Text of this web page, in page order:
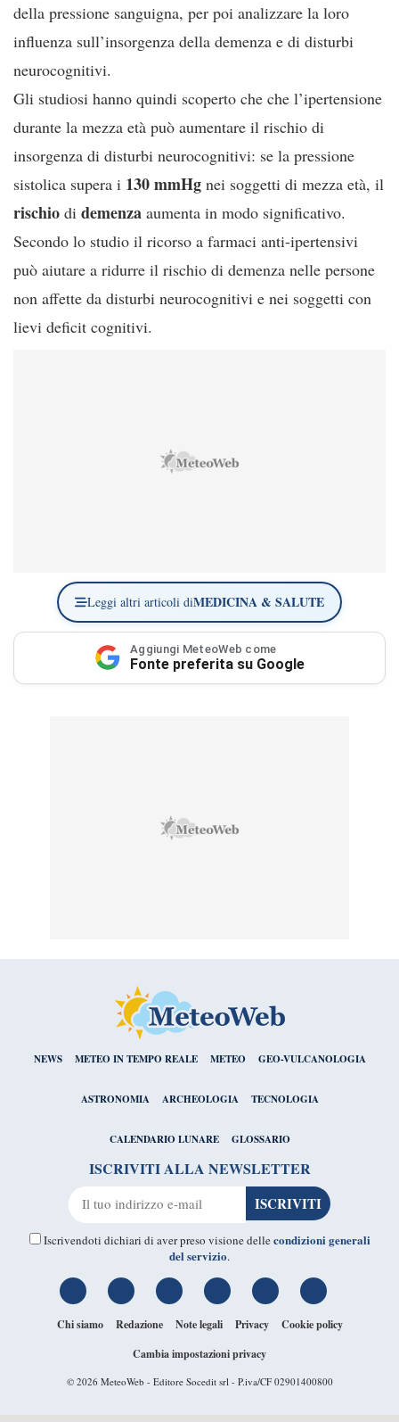
della pressione sanguigna, per poi analizzare la loro
influenza sull’insorgenza della demenza e di disturbi
neurocognitivi.
Gli studiosi hanno quindi scoperto che che l’ipertensione
durante la mezza età può aumentare il rischio di
insorgenza di disturbi neurocognitivi: se la pressione
sistolica supera i 130 mmHg nei soggetti di mezza età, il
rischio di demenza aumenta in modo significativo.
Secondo lo studio il ricorso a farmaci anti-ipertensivi
può aiutare a ridurre il rischio di demenza nelle persone
non affette da disturbi neurocognitivi e nei soggetti con
lievi deficit cognitivi.
Leggi altri articoli diMEDICINA & SALUTE
Aggiungi MeteoWeb come
Fonte preferita su Google
NEWS METEO IN TEMPO REALE METEO GEO-VULCANOLOGIA
ASTRONOMIA ARCHEOLOGIA TECNOLOGIA
CALENDARIO LUNARE GLOSSARIO
ISCRIVITI ALLA NEWSLETTER
Iscrivendoti dichiari di aver preso visione dellecondizioni generali
del servizio.
Chi siamo Redazione Note legali Privacy
Cookie policy
Cambia impostazioni privacy
© 2026 MeteoWeb - Editore Socedit srl - P.iva/CF 02901400800